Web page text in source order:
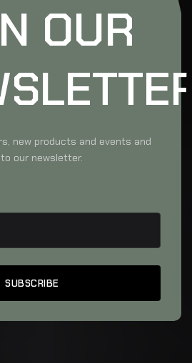
OUR
new products and events and
our newsletter.